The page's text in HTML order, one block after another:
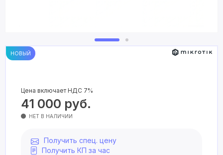
НОВЫЙ
Цена включает НДС 7%
41 000 руб.
НЕТ В НАЛИЧИИ
Получить спец. цену
Получить КП за час